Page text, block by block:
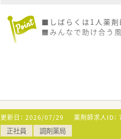
■しばらくは1人薬剤
■みんなで助け合う
更新日： 2026/07/29 薬剤師求人ID：
正社員 調剤薬局